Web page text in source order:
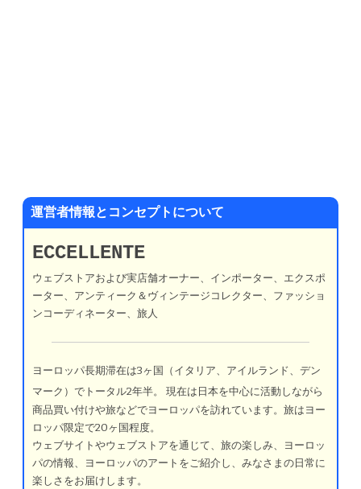
運営者情報とコンセプトについて
ECCELLENTE
ウェブストアおよび実店舗オーナー、インポーター、エクスポ
ーター、アンティーク＆ヴィンテージコレクター、ファッショ
ンコーディネーター、旅人
ヨーロッパ長期滞在は3ヶ国（イタリア、アイルランド、デン
マーク）でトータル2年半。
現在は日本を中心に活動しながら
商品買い付けや旅などでヨーロッパを訪れています。旅はヨー
ロッパ限定で20ヶ国程度。
ウェブサイトやウェブストアを通じて、旅の楽しみ、ヨーロッ
パの情報、ヨーロッパのアートをご紹介し、みなさまの日常に
楽しさをお届けします。